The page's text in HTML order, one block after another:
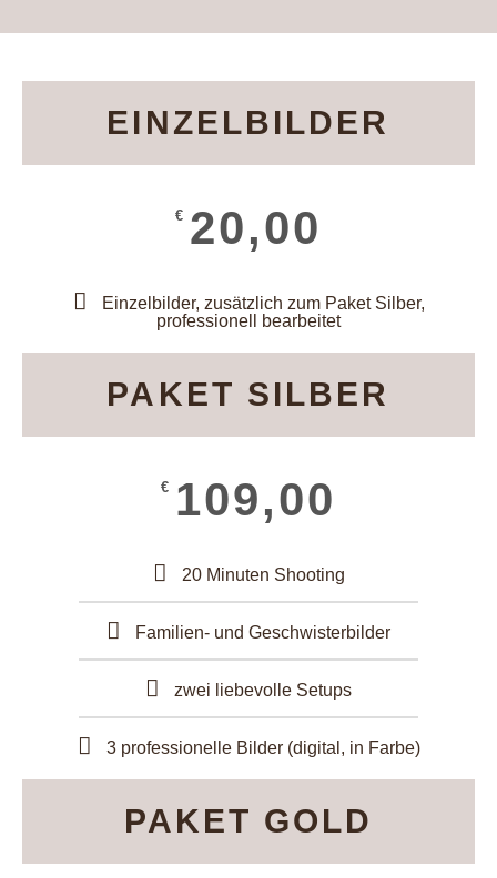
EINZELBILDER
€ 20,00
Einzelbilder, zusätzlich zum Paket Silber,
professionell bearbeitet
PAKET SILBER
€ 109,00
20 Minuten Shooting
Familien- und Geschwisterbilder
zwei liebevolle Setups
3 professionelle Bilder (digital, in Farbe)
PAKET GOLD